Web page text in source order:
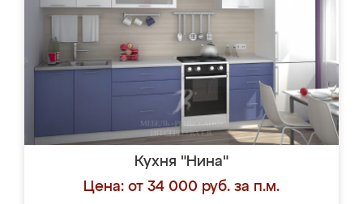
Кухня "Нина"
Цена: от 34 000 руб. за п.м.